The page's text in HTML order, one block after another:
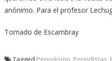
anónimo. Para el profesor
Tomado de Escambray
Tagged Periodismo Periodistas